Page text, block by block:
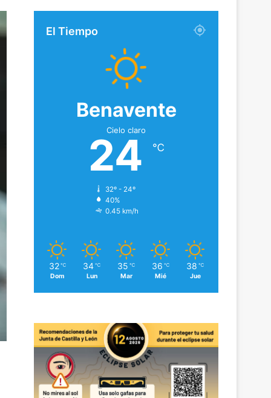
El Tiempo
Benavente
Cielo claro
24 ℃
32º - 24º
40%
0.45 km/h
32 ℃
Dom
34 ℃
Lun
35 ℃
Mar
36 ℃
Mié
38 ℃
Jue